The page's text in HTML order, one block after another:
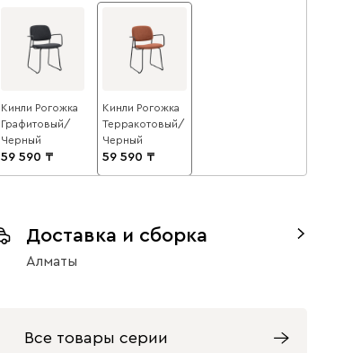
Кинли Рогожка
Графитовый/
Черный
59 590
Кинли Рогожка
Терракотовый/
Черный
59 590
Доставка и сборка
Алматы
Все товары серии